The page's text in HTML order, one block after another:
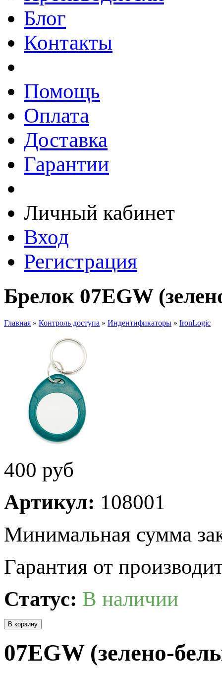
Блог
Контакты
Помощь
Оплата
Доставка
Гарантии
Личный кабинет
Вход
Регистрация
Брелок 07EGW
Главная » Контроль доступа » Индентификаторы » IronLogic
400 руб
Артикул: 108001
Минимальная сумма
Гарантия от
Статус: В наличии
07EGW (зелено-